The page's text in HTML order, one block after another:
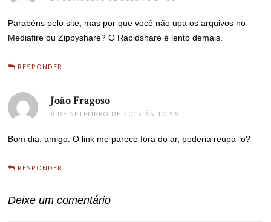
Parabéns pelo site, mas por que você não upa os arquivos no
Mediafire ou Zippyshare? O Rapidshare é lento demais.
RESPONDER
João Fragoso
9 DE SETEMBRO DE 2015 ÀS 10:56
Bom dia, amigo. O link me parece fora do ar, poderia reupá-lo?
RESPONDER
Deixe um comentário